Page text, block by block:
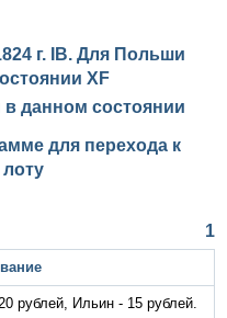
г. IB. Для Польши
XF
данном состоянии
для перехода к
1
рублей, Ильин - 15 рублей.